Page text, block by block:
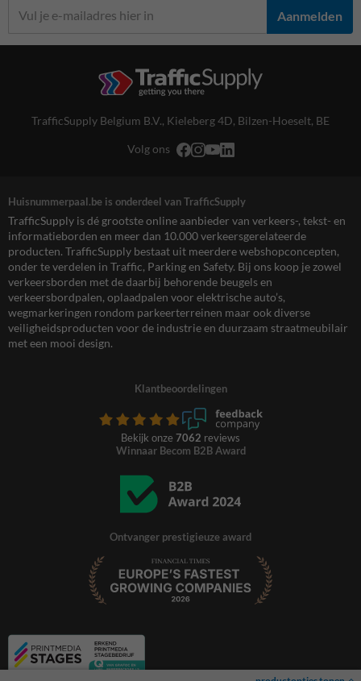
Aanmelden
TrafficSupply Belgium B.V., Kieleberg 4D, Bilzen-Hoeselt, BE
Volg ons
Huisnummerpaal.be is onderdeel van TrafficSupply
TrafficSupply is dé grootste online aanbieder van verkeers-, tekst- en
informatieborden en meer dan 10.000 verkeersgerelateerde
producten. TrafficSupply bestaat uit meerdere webshopconcepten,
onder te verdelen in Traffic, Parking en Safety. Bij ons koop je zowel
verkeersborden met de daarbij behorende beugels en
verkeersbordpalen, oplaadpalen voor elektrische auto’s,
wegmarkeringen rondom parkeerterreinen maar ook diverse
veiligheidsproducten voor de industrie en duurzaam straatmeubilair
met een mooi design.
Klantbeoordelingen
Bekijk onze 7062 reviews
Winnaar Becom B2B Award
Ontvanger prestigieuze award